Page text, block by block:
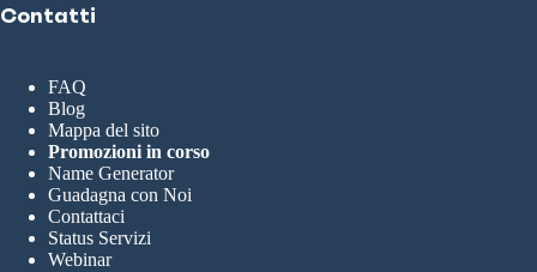
Contatti
FAQ
Blog
Mappa del sito
Promozioni in corso
Name Generator
Guadagna con Noi
Contattaci
Status Servizi
Webinar